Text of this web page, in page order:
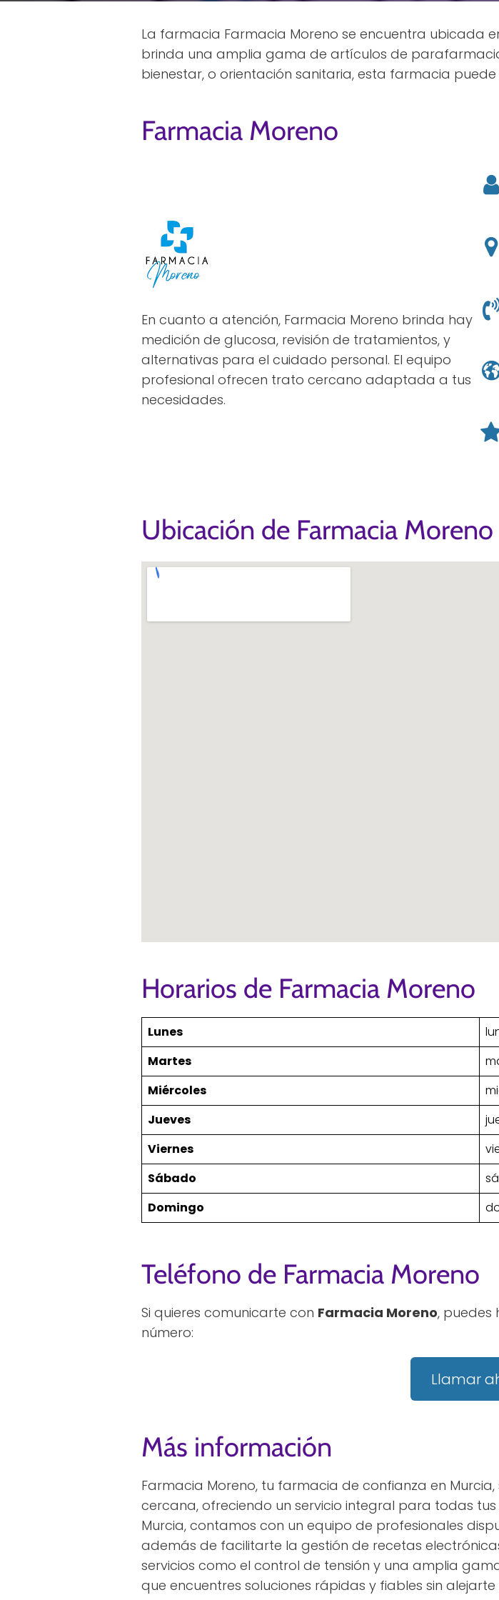
La farmacia Farmacia Moreno se encuentra ubicada
brinda una amplia gama de artículos de
bienestar, o orientación sanitaria, esta farmacia
Farmacia Moreno
En cuanto a atención, Farmacia Moreno brinda hay
medición de glucosa, revisión de tratamientos, y
alternativas para el cuidado personal. El equipo
profesional ofrecen trato cercano adaptada a tus
necesidades.
Ubicación de Farmacia Moreno
Horarios de Farmacia Moreno
Lunes
Martes
Miércoles
Jueves
Viernes
Sábado
Domingo
Teléfono de Farmacia Moreno
Si quieres comunicarte con Farmacia Moreno, puedes
número:
Llamar
Más información
Farmacia Moreno, tu farmacia de confianza en
cercana, ofreciendo un servicio integral para todas
Murcia, contamos con un equipo de profesionales
además de facilitarte la gestión de recetas
servicios como el control de tensión y una amplia
que encuentres soluciones rápidas y fiables sin